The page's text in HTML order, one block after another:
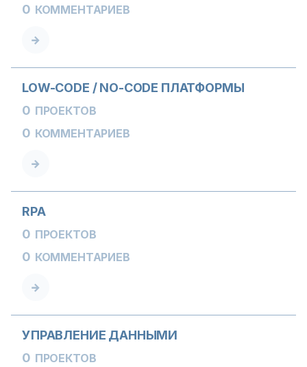
0 КОММЕНТАРИЕВ
LOW-CODE / NO-CODE ПЛАТФОРМЫ
0 ПРОЕКТОВ
0 КОММЕНТАРИЕВ
RPA
0 ПРОЕКТОВ
0 КОММЕНТАРИЕВ
УПРАВЛЕНИЕ ДАННЫМИ
0 ПРОЕКТОВ